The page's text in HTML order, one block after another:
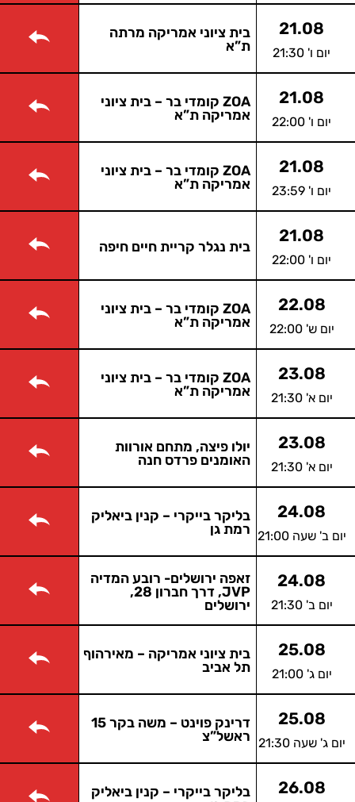
21.08
יום ו' 21:30
בית ציוני אמריקה מרתה
ת”א
21.08
יום ו' 22:00
ZOA קומדי בר – בית ציוני
אמריקה ת”א
21.08
יום ו' 23:59
ZOA קומדי בר – בית ציוני
אמריקה ת”א
21.08
יום ו' 22:00
בית נגלר קריית חיים חיפה
22.08
יום ש' 22:00
ZOA קומדי בר – בית ציוני
אמריקה ת”א
23.08
יום א' 21:30
ZOA קומדי בר – בית ציוני
אמריקה ת”א
23.08
יום א' 21:30
יולו פיצה, מתחם אורוות
האומנים פרדס חנה
24.08
יום ב' שעה 21:00
בליקר בייקרי – קנין ביאליק
רמת גן
24.08
יום ב' 21:30
זאפה ירושלים- רובע המדיה
JVP, דרך חברון 28,
ירושלים
25.08
יום ג' 21:00
בית ציוני אמריקה – מאירהוף
תל אביב
25.08
יום ג' שעה 21:30
דרינק פוינט – משה בקר 15
ראשל”צ
26.08
בליקר בייקרי – קנין ביאליק